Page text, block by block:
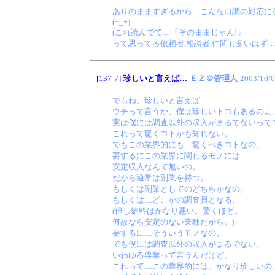
ありのまますぎるから…こんな口調の対応に
(+_+)
(これ読んでて…「そのままじゃん!」
って思ってる依頼者,相談者,仲間も多いはず
[137-7] 珍しいと言えば… ＥＺ＠管理人 2003/10/
でもね、珍しいと言えば…
ウチって言うか、僕は珍しいトコもあるのよ。
実は僕には調査以外の収入がまるでないって
これって驚くコトかも知れない。
でもこの業界的にも…驚くべきコトなの。
要するにこの業界に関わるモノには…
安定収入なんて無いの。
だから通常は副業を持つ。
もしくは副業としてのどちらかなの。
もしくは…どこかの調査員となる。
(但し給料はかなり悪い。驚くほど。
何故なら安定のない業種だから。)
要するに…そういうモノなの。
でも僕には調査以外の収入がまるでない。
いわゆる専業って言うんだけど、
これって…この業界的には、かなり珍しいの。